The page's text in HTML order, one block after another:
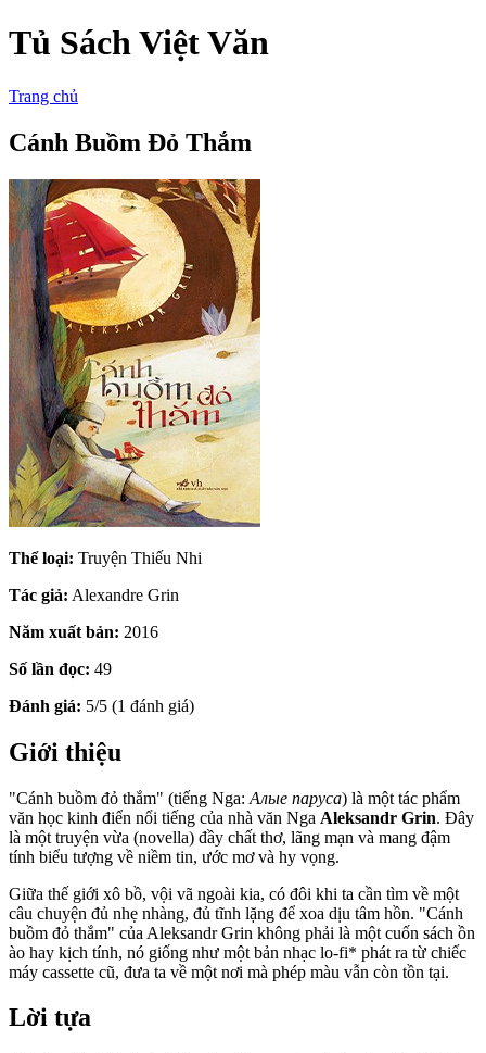
Tủ Sách Việt Văn
Trang chủ
Cánh Buồm Đỏ Thắm
Thể loại: Truyện Thiếu Nhi
Tác giả: Alexandre Grin
Năm xuất bản: 2016
Số lần đọc: 49
Đánh giá: 5/5 (1 đánh giá)
Giới thiệu
"Cánh buồm đỏ thắm" (tiếng Nga: Алые паруса) là một tác phẩm
văn học kinh điển nổi tiếng của nhà văn Nga Aleksandr Grin. Đây
là một truyện vừa (novella) đầy chất thơ, lãng mạn và mang đậm
tính biểu tượng về niềm tin, ước mơ và hy vọng.
Giữa thế giới xô bồ, vội vã ngoài kia, có đôi khi ta cần tìm về một
câu chuyện đủ nhẹ nhàng, đủ tĩnh lặng để xoa dịu tâm hồn. "Cánh
buồm đỏ thắm" của Aleksandr Grin không phải là một cuốn sách ồn
ào hay kịch tính, nó giống như một bản nhạc lo-fi* phát ra từ chiếc
máy cassette cũ, đưa ta về một nơi mà phép màu vẫn còn tồn tại.
Lời tựa